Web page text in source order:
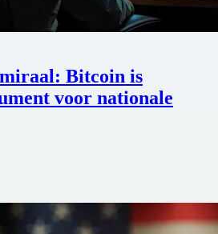
Bitcoin is
voor nationale